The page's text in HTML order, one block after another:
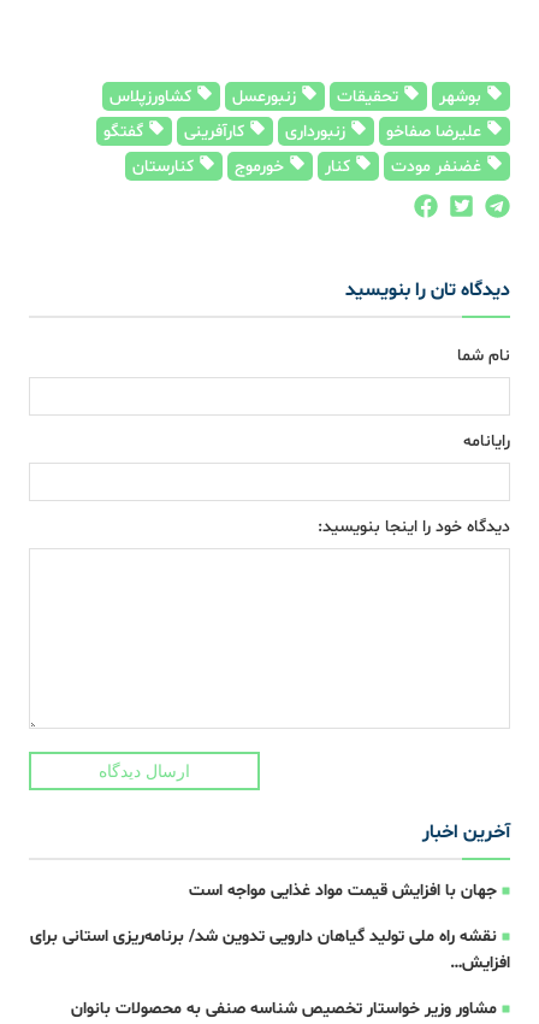
بوشهر تحقیقات زنبورعسل
کشاورزپلاس
علیرضا صفاخو
زنبورداری کارآفرینی
گفتگو
غضنفر مودت
کنار خورموج کنارستان
دیدگاه تان را بنویسید
نام شما
رایانامه
دیدگاه خود را اینجا بنویسید:
ارسال دیدگاه
آخرین اخبار
جهان با افزایش قیمت مواد غذایی مواجه است
نقشه راه ملی تولید گیاهان دارویی تدوین شد/ برنامه‌ریزی استانی برای
افزایش…
مشاور وزیر خواستار تخصیص شناسه صنفی به محصولات بانوان